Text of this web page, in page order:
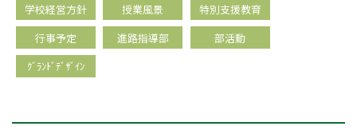
学校経営方針
授業風景
特別支援教育
行事予定
進路指導部
部活動
ｸﾞﾗﾝﾄﾞﾃﾞｻﾞｲﾝ